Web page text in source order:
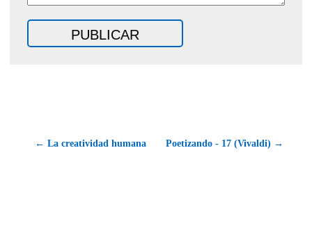
← La creatividad humana Poetizando - 17 (Vivaldi) →